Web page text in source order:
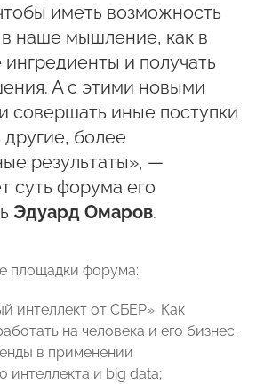
иметь возможность
в наше мышление, как в
и получать
А с этими новыми
совершать иные поступки
другие, более
результаты», —
суть форума его
Эдуард Омаров.
площадки форума:
интеллект от СБЕР». Как
на человека и его бизнес.
в применении
интеллекта и big data;